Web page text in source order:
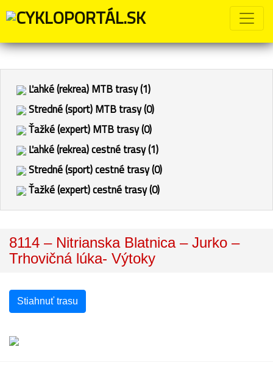
Ľahké (rekrea) MTB trasy (1)
Stredné (sport) MTB trasy (0)
Ťažké (expert) MTB trasy (0)
Ľahké (rekrea) cestné trasy (1)
Stredné (sport) cestné trasy (0)
Ťažké (expert) cestné trasy (0)
8114 – Nitrianska Blatnica – Jurko –
Trhovičná lúka- Výtoky
Stiahnuť trasu